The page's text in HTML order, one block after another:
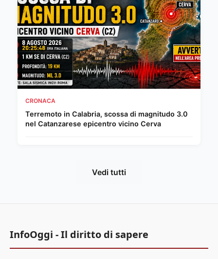
CRONACA
Terremoto in Calabria, scossa di magnitudo 3.0
nel Catanzarese epicentro vicino Cerva
Vedi tutti
InfoOggi - Il diritto di sapere